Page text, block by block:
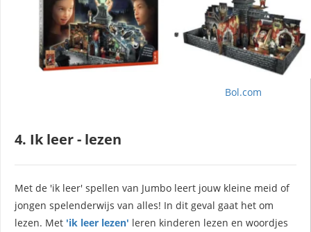
Bol.com
4. Ik leer - lezen
Met de 'ik leer' spellen van Jumbo leert jouw kleine meid of
jongen spelenderwijs van alles! In dit geval gaat het om
lezen. Met 'ik leer lezen' leren kinderen lezen en woordjes